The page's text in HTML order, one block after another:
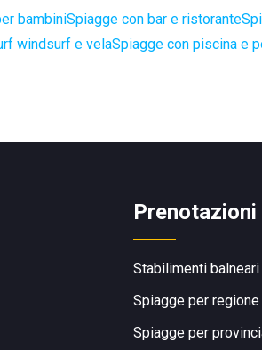
bambiniSpiagge con bar e ristorante
windsurf e velaSpiagge con piscina e
Prenotazioni
Stabilimenti balneari
Spiagge per regione
Spiagge per